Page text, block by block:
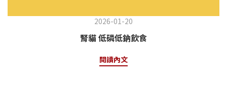
2026-01-20
腎貓 低磷低鈉飲食
閱讀內文